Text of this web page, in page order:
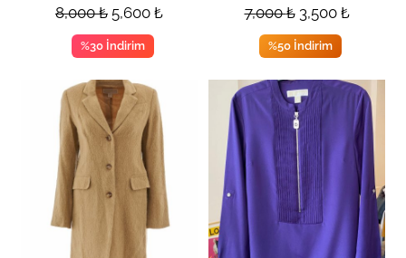
8,000₺ 5,600 ₺
%30 İndirim
7,000₺ 3,500 ₺
%50 İndirim